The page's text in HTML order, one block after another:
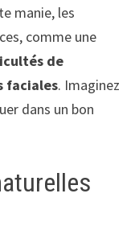
manie, les
comme une
de
faciales. Imaginez
dans un bon